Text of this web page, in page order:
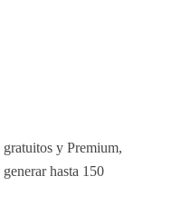
gratuitos y Premium,
hasta 150